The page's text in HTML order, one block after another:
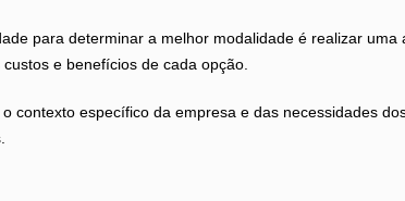
para determinar a melhor modalidade é realizar uma
e benefícios de cada opção.
contexto específico da empresa e das necessidades